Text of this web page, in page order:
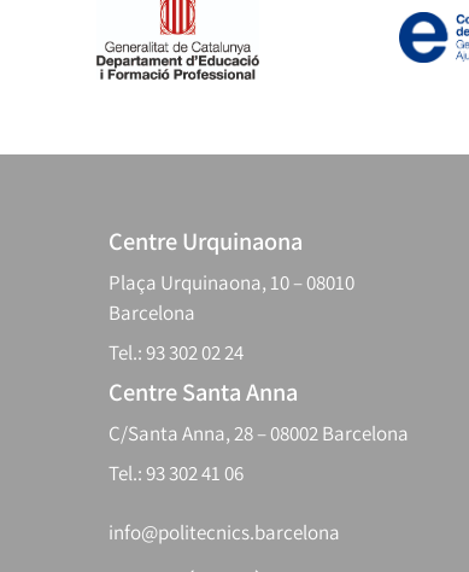
Centre Urquinaona
Plaça Urquinaona, 10 – 08010
Barcelona
Tel.: 93 302 02 24
Centre Santa Anna
C/Santa Anna, 28 – 08002 Barcelona
Tel.: 93 302 41 06
info@politecnics.barcelona